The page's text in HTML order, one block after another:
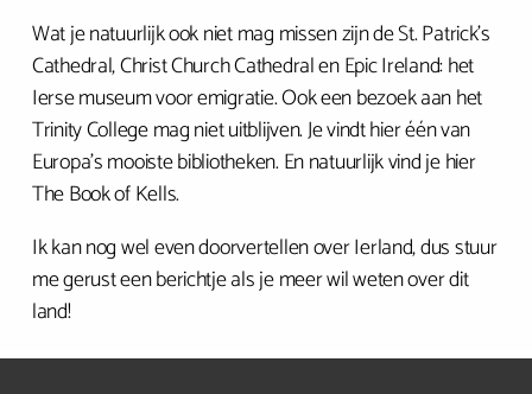
Wat je natuurlijk ook niet mag missen zijn de St. Patrick’s
Cathedral, Christ Church Cathedral en Epic Ireland: het
Ierse museum voor emigratie. Ook een bezoek aan het
Trinity College mag niet uitblijven. Je vindt hier één van
Europa’s mooiste bibliotheken. En natuurlijk vind je hier
The Book of Kells.
Ik kan nog wel even doorvertellen over Ierland, dus stuur
me gerust een berichtje als je meer wil weten over dit
land!